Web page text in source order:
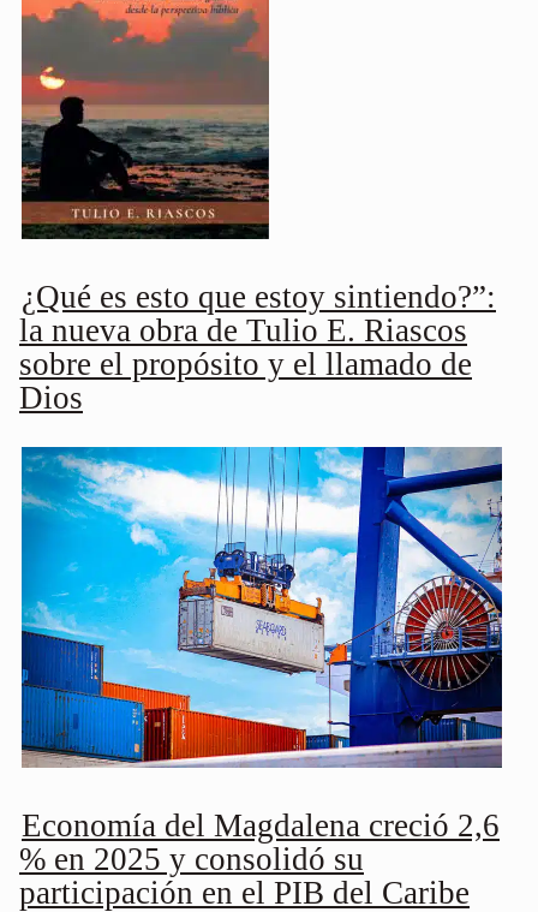
¿Qué es esto que estoy sintiendo?”:
la nueva obra de Tulio E. Riascos
sobre el propósito y el llamado de
Dios
Economía del Magdalena creció 2,6
% en 2025 y consolidó su
participación en el PIB del Caribe